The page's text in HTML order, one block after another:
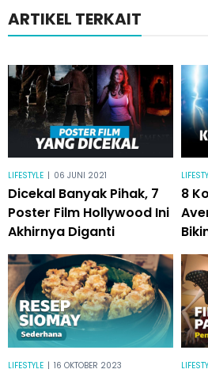
ARTIKEL TERKAIT
LIFESTYLE | 06 JUNI 2021
Dicekal Banyak Pihak, 7
Poster Film Hollywood Ini
Akhirnya Diganti
8
LIFESTYLE | 16 OKTOBER 2023